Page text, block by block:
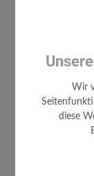
Wir
diese